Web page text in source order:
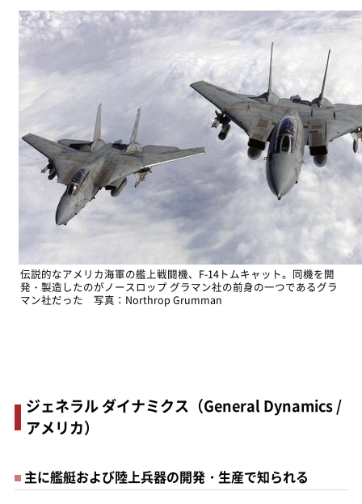
伝説的なアメリカ海軍の艦上戦闘機、F-14トムキャット。同機を開
発・製造したのがノースロップ グラマン社の前身の一つであるグラ
マン社だった 写真：Northrop Grumman
ジェネラル ダイナミクス（General Dynamics /
アメリカ）
主に艦艇および陸上兵器の開発・生産で知られる